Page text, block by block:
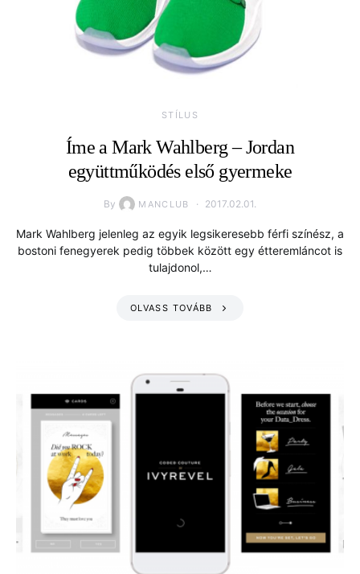
STÍLUS
Íme a Mark Wahlberg – Jordan
együttműködés első gyermeke
By MANCLUB 2017.02.01.
Mark Wahlberg jelenleg az egyik legsikeresebb férfi színész, a
bostoni fenegyerek pedig többek között egy étteremláncot is
tulajdonol,…
OLVASS TOVÁBB